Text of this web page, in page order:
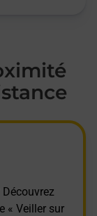
« Veiller sur